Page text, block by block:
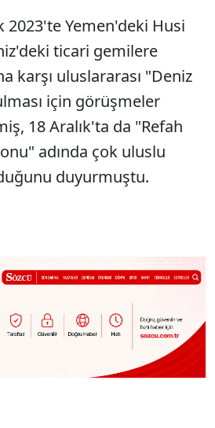
2023'te Yemen'deki Husi
ticari gemilere
karşı uluslararası "Deniz
için görüşmeler
18 Aralık'ta da "Refah
adında çok uluslu
duyurmuştu.